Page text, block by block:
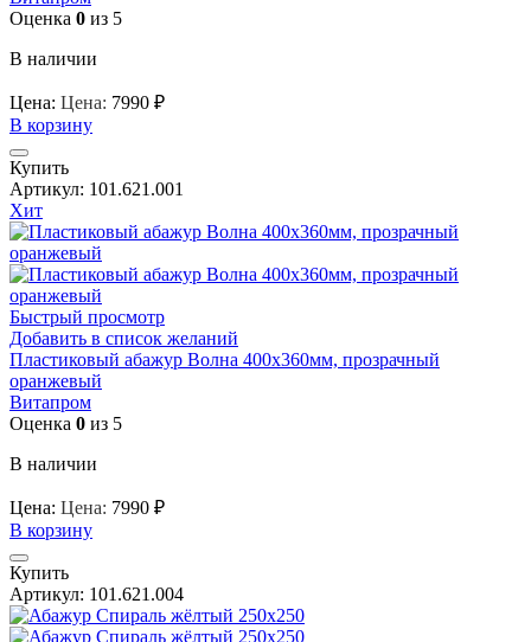
Оценка 0 из 5
В наличии
Цена: Цена: 7990 ₽
В корзину
Купить
Артикул: 101.621.001
Хит
Быстрый просмотр
Добавить в список желаний
Пластиковый абажур Волна 400х360мм, прозрачный
оранжевый
Витапром
Оценка 0 из 5
В наличии
Цена: Цена: 7990 ₽
В корзину
Купить
Артикул: 101.621.004